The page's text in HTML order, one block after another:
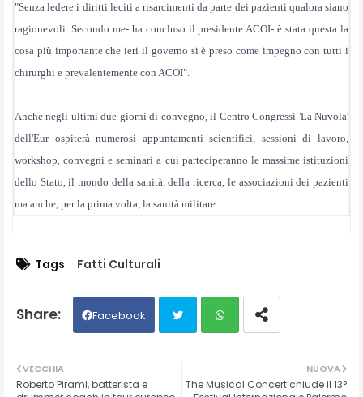
"Senza ledere i diritti leciti a risarcimenti da parte dei pazienti qualora siano
ragionevoli. Secondo me- ha concluso il presidente ACOI- è stata questa la
cosa più importante che ieri il governo si è preso come impegno con tutti i
chirurghi e prevalentemente con ACOI".
Anche negli ultimi due giorni di convegno, il Centro Congressi 'La Nuvola'
dell'Eur ospiterà numerosi appuntamenti scientifici, sessioni di lavoro,
workshop, convegni e seminari a cui parteciperanno le massime istituzioni
dello Stato, il mondo della sanità, della ricerca, le associazioni dei pazienti
ma anche, per la prima volta, la sanità militare.
Tags Fatti Culturali
Facebook
ats
NUOVA
The Musical Concert chiude il 13°
VECCHIA
Roberto Pirami, batterista e